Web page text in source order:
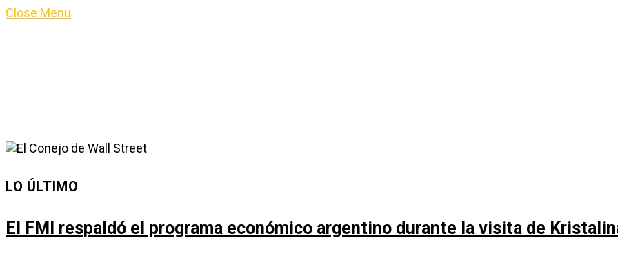
Close Menu
LO ÚLTIMO
El FMI respaldó el programa económico argentino durante la visita de